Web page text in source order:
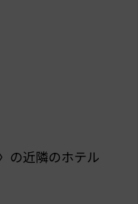
の近隣のホテル